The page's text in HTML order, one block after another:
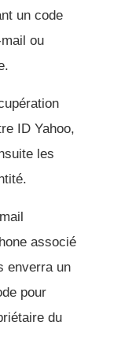
un code
ou
ID Yahoo,
les
associé
enverra un
pour
du